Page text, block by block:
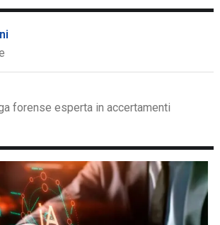
forense esperta in accertamenti